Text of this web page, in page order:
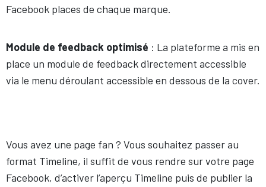
Facebook places de chaque marque.
Module de feedback optimisé : La plateforme a mis en
place un module de feedback directement accessible
via le menu déroulant accessible en dessous de la cover.
Vous avez une page fan ? Vous souhaitez passer au
format Timeline, il suffit de vous rendre sur votre page
Facebook, d’activer l’aperçu Timeline puis de publier la